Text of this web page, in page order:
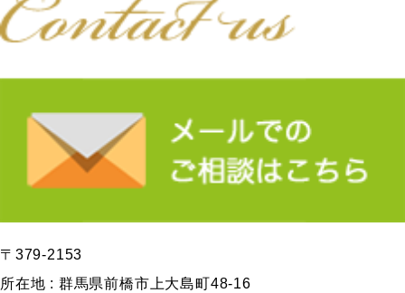
〒379-2153
所在地 : 群馬県前橋市上大島町48-16